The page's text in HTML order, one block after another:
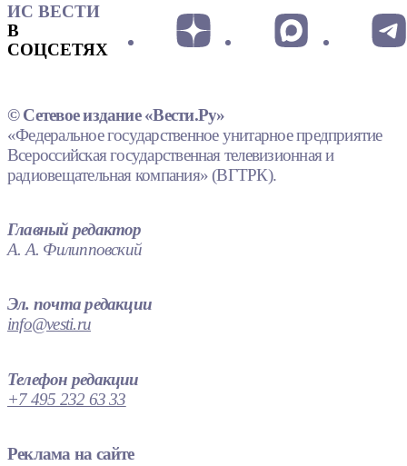
ИС ВЕСТИ
В
СОЦСЕТЯХ
© Сетевое издание «Вести.Ру»
«Федеральное государственное унитарное предприятие
Всероссийская государственная телевизионная и
радиовещательная компания» (ВГТРК).
Главный редактор
А. А. Филипповский
Эл. почта редакции
info@vesti.ru
Телефон редакции
+7 495 232 63 33
Реклама на сайте